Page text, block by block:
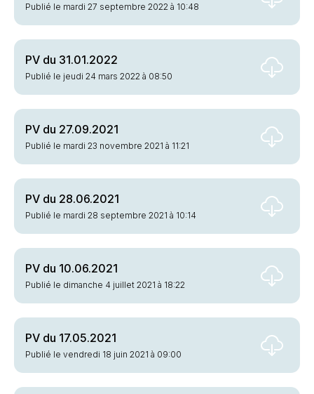
Publié le mardi 27 septembre 2022 à 10:48
PV du 31.01.2022
Publié le jeudi 24 mars 2022 à 08:50
PV du 27.09.2021
Publié le mardi 23 novembre 2021 à 11:21
PV du 28.06.2021
Publié le mardi 28 septembre 2021 à 10:14
PV du 10.06.2021
Publié le dimanche 4 juillet 2021 à 18:22
PV du 17.05.2021
Publié le vendredi 18 juin 2021 à 09:00